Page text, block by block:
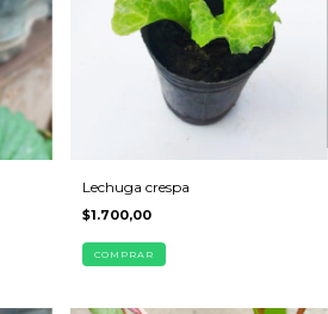
Lechuga crespa
$1.700,00
COMPRAR